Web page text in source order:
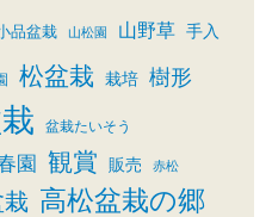
品盆栽 山松園 山野草 手入
松盆栽 栽培 樹形
盆栽たいそう
園 観賞 販売 赤松
栽 高松盆栽の郷